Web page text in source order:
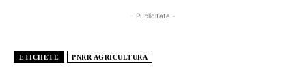
- Publicitate -
ETICHETE PNRR AGRICULTURA